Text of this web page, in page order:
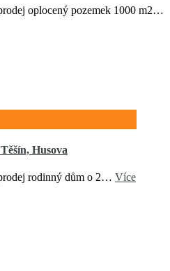
oplocený pozemek 1000 m2…
Husova
rodinný dům o 2… Více